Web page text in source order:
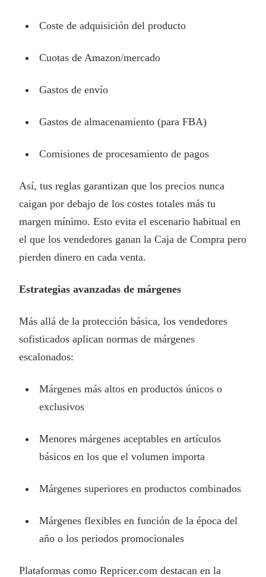
Coste de adquisición del producto
Cuotas de Amazon/mercado
Gastos de envío
Gastos de almacenamiento (para FBA)
Comisiones de procesamiento de pagos
Así, tus reglas garantizan que los precios nunca
caigan por debajo de los costes totales más tu
margen mínimo. Esto evita el escenario habitual en
el que los vendedores ganan la Caja de Compra pero
pierden dinero en cada venta.
Estrategias avanzadas de márgenes
Más allá de la protección básica, los vendedores
sofisticados aplican normas de márgenes
escalonados:
Márgenes más altos en productos únicos o
exclusivos
Menores márgenes aceptables en artículos
básicos en los que el volumen importa
Márgenes superiores en productos combinados
Márgenes flexibles en función de la época del
año o los periodos promocionales
Plataformas como Repricer.com destacan en la